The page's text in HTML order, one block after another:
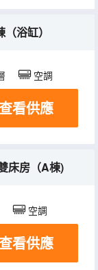
浴缸）
空調
看供應
床房（A棟)
空調
箱看供應